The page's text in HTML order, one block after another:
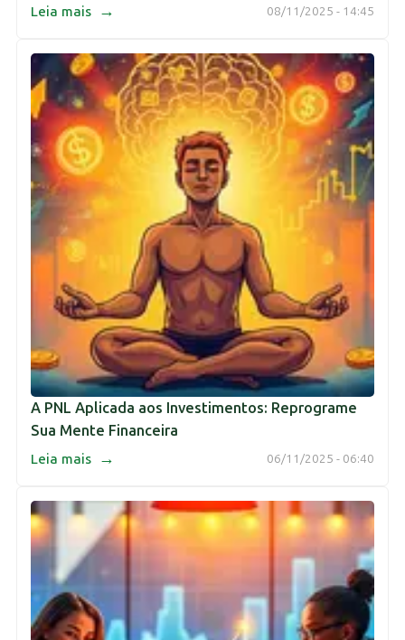
08/11/2025 - 14:45
Leia mais →
A PNL Aplicada aos Investimentos: Reprograme
Sua Mente Financeira
06/11/2025 - 06:40
Leia mais →